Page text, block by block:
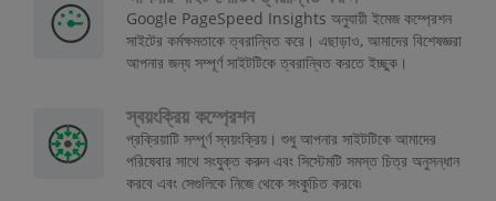
Google PageSpeed Insights অনুযায়ী ইমেজ কম্প্রেশন
সাইটের কর্মক্ষমতাকে ত্বরান্বিত করে। এছাড়াও, আমাদের বিশেষজ্ঞরা
আপনার জন্য সম্পূর্ণ সাইটটিকে ত্বরান্বিত করতে ইচ্ছুক।
স্বয়ংক্রিয় কম্প্রেশন
প্রক্রিয়াটি সম্পূর্ণ স্বয়ংক্রিয়। শুধু আপনার সাইটটিকে আমাদের
পরিষেবার সাথে সংযুক্ত করুন এবং সিস্টেমটি সমস্ত চিত্র অনুসন্ধান
করবে এবং সেগুলিকে নিজে থেকে সংকুচিত করবে৷